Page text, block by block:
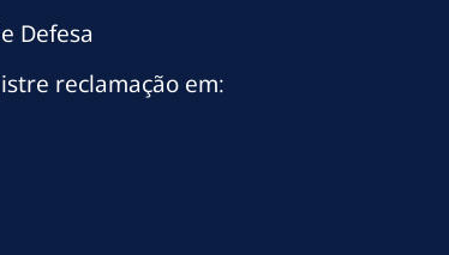
Defesa
reclamação em: